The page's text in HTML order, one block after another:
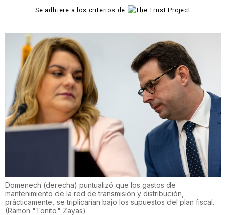
Se adhiere a los criterios de
Domenech (derecha) puntualizó que los gastos de
mantenimiento de la red de transmisión y distribución,
prácticamente, se triplicarían bajo los supuestos del plan fiscal.
(Ramon "Tonito" Zayas)